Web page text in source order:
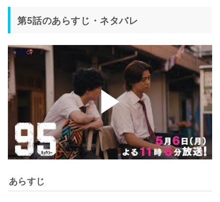
第5話のあらすじ・ネタバレ
あらすじ